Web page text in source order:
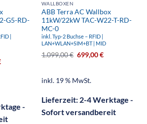
G5-RD-
|
-
WALLBOXEN
ABB Terra AC Wallbox
11kW/22kW TAC-W22-T-RD-
MC-0
inkl. Typ-2 Buchse – RFID |
LAN+WLAN+SIM+BT | MID
1.099,00€ 699,00€
inkl. 19 % MwSt.
Lieferzeit: 2-4 Werktage -
Sofort versandbereit